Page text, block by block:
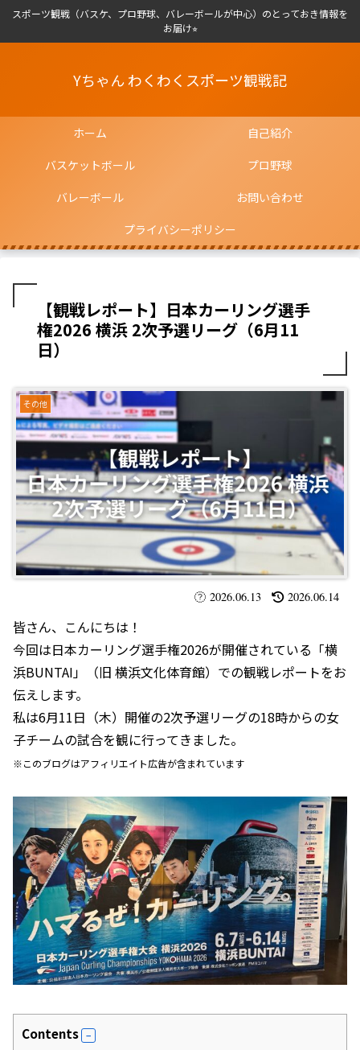
スポーツ観戦（バスケ、プロ野球、バレーボールが中心）のとっておき情報を
お届け⭐︎
Yちゃん わくわくスポーツ観戦記
ホーム
自己紹介
バスケットボール
プロ野球
バレーボール
お問い合わせ
プライバシーポリシー
【観戦レポート】日本カーリング選手
権2026 横浜 2次予選リーグ（6月11
日）
その他
2026.06.13 2026.06.14
皆さん、こんにちは！
今回は日本カーリング選手権2026が開催されている「横
浜BUNTAI」（旧 横浜文化体育館）での観戦レポートをお
伝えします。
私は6月11日（木）開催の2次予選リーグの18時からの女
子チームの試合を観に行ってきました。
※このブログはアフィリエイト広告が含まれています
Contents